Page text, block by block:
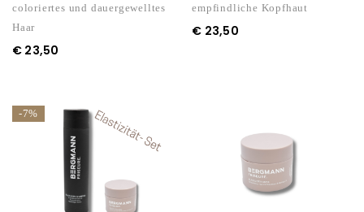
coloriertes und dauergewelltes
Haar
€ 23,50
empfindliche Kopfhaut
€ 23,50
-7%